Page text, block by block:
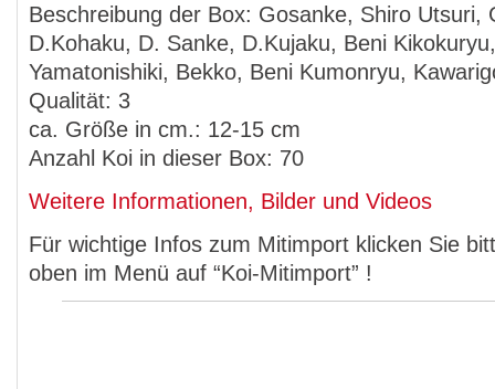
Beschreibung der Box: Gosanke, Shiro Utsuri,
D.Kohaku, D. Sanke, D.Kujaku, Beni
Yamatonishiki, Bekko, Beni Kumonryu,
Qualität: 3
ca. Größe in cm.: 12-15 cm
Anzahl Koi in dieser Box: 70
Weitere Informationen, Bilder und Videos
Für wichtige Infos zum Mitimport klicken Sie
oben im Menü auf “Koi-Mitimport” !